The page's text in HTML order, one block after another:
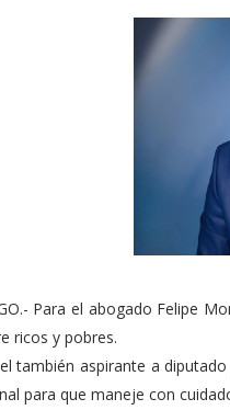
Para el abogado Felipe
ricos y pobres.
también aspirante a
para que maneje con